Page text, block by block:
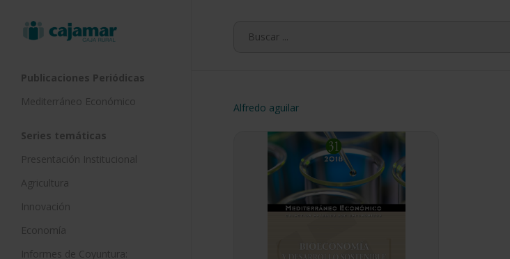
Publicaciones Periódicas
Mediterráneo Económico
Series temáticas
Presentación Institucional
Agricultura
Innovación
Economía
Informes de Coyuntura:
Alfredo aguilar